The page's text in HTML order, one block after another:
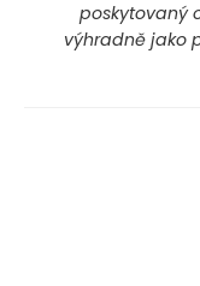
poskytovaný
výhradně jako